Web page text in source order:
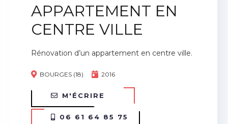
APPARTEMENT EN
CENTRE VILLE
Rénovation d’un appartement en centre ville.
BOURGES (18) 2016
M'ÉCRIRE
06 61 64 85 75